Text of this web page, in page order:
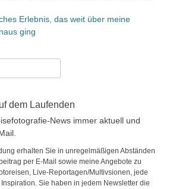
Erlebnis, das weit über meine
ging
dem Laufenden
News immer aktuell und
erhalten Sie in unregelmäßigen Abständen
per E-Mail sowie meine Angebote zu
Live-Reportagen/Multivsionen, jede
Sie haben in jedem Newsletter die